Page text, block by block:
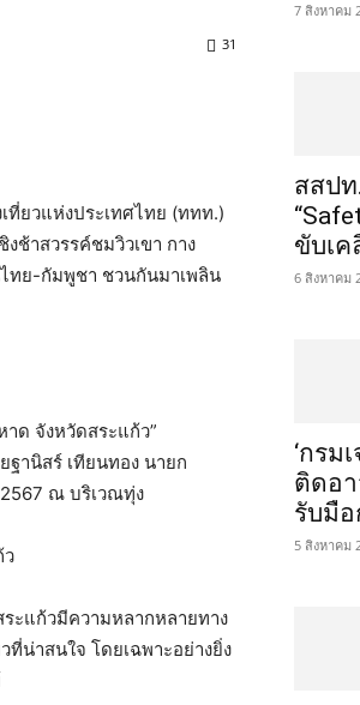
31
ที่ยวแห่งประเทศไทย (ททท.)
ช้าสวรรค์ชมวิวเขา กาง
ทย-กัมพูชา ชวนกันมาเพลิน
าด จังหวัดสระแก้ว”
ฐานิสร์ เทียนทอง นายก
2567 ณ บริเวณทุ่ง
ว
ะแก้วมีความหลากหลายทาง
น่าสนใจ โดยเฉพาะอย่างยิ่ง
7 สิงหาคม
สสป
ขับเค
6 สิงหาคม
‘กรม
ติดอา
รับมื
5 สิงหาคม